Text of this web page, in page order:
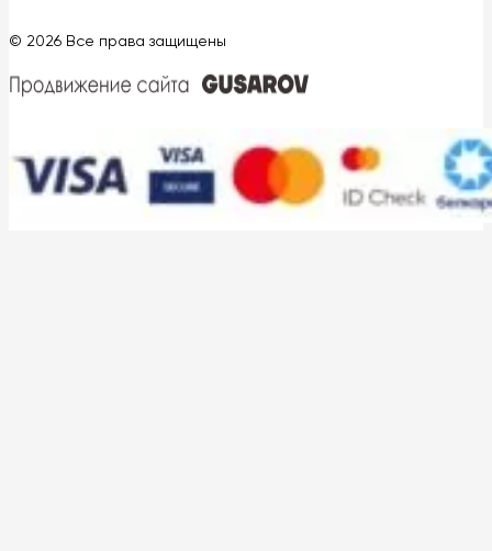
© 2026 Все права защищены